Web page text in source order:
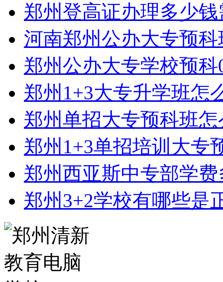
郑州登高证办理多少
河南郑州公办大专预
郑州公办大专学校预
郑州1+3大专升学班怎
郑州单招大专预科班
郑州1+3单招培训大专
郑州西亚斯中专部学
郑州3+2学校有哪些是